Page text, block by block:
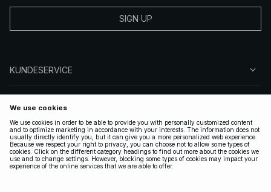
SIGN UP
KUNDESERVICE
FØLG OS
GYLDIGE